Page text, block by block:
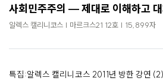
사회민주주의 — 제대로 이해하고 대
알렉스 캘리니코스 | 마르크스21 12호 | 15,899자
특집:알렉스 캘리니코스 2011년 방한 강연 (2)